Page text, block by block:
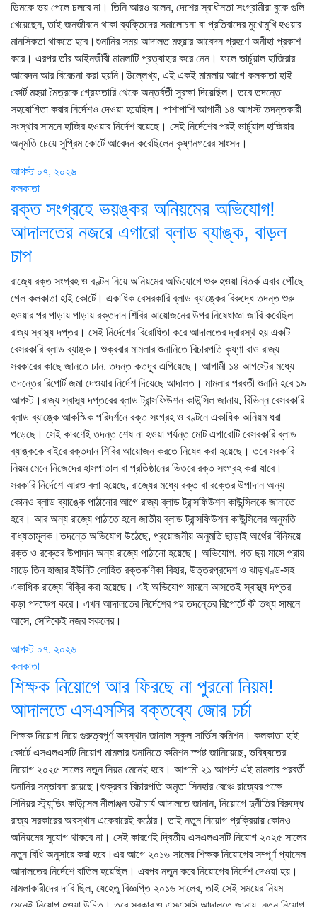
ডিমকে ভয় পেলে চলবে না। তিনি আরও বলেন, দেশের স্বাধীনতা সংগ্রামীরা বুকে গুলি
খেয়েছেন, তাই জনজীবনে থাকা ব্যক্তিদের সমালোচনা বা প্রতিবাদের মুখোমুখি হওয়ার
মানসিকতা থাকতে হবে।শুনানির সময় আদালত মহুয়ার আবেদন গ্রহণে অনীহা প্রকাশ
করে। এরপর তাঁর আইনজীবী মামলাটি প্রত্যাহার করে নেন। ফলে ভার্চুয়াল হাজিরার
আবেদন আর বিবেচনা করা হয়নি।উল্লেখ্য, এই একই মামলায় আগে কলকাতা হাই
কোর্ট মহুয়া মৈত্রকে গ্রেফতারি থেকে অন্তর্বর্তী সুরক্ষা দিয়েছিল। তবে তদন্তে
সহযোগিতা করার নির্দেশও দেওয়া হয়েছিল। পাশাপাশি আগামী ১৪ আগস্ট তদন্তকারী
সংস্থার সামনে হাজির হওয়ার নির্দেশ রয়েছে। সেই নির্দেশের পরই ভার্চুয়াল হাজিরার
অনুমতি চেয়ে সুপ্রিম কোর্টে আবেদন করেছিলেন কৃষ্ণনগরের সাংসদ।
আগস্ট ০৭, ২০২৬
কলকাতা
রক্ত সংগ্রহে ভয়ঙ্কর অনিয়মের অভিযোগ!
আদালতের নজরে এগারো ব্লাড ব্যাঙ্ক, বাড়ল
চাপ
রাজ্যে রক্ত সংগ্রহ ও বণ্টন নিয়ে অনিয়মের অভিযোগে শুরু হওয়া বিতর্ক এবার পৌঁছে
গেল কলকাতা হাই কোর্টে। একাধিক বেসরকারি ব্লাড ব্যাঙ্কের বিরুদ্ধে তদন্ত শুরু
হওয়ার পর পাড়ায় পাড়ায় রক্তদান শিবির আয়োজনের উপর নিষেধাজ্ঞা জারি করেছিল
রাজ্য স্বাস্থ্য দপ্তর। সেই নির্দেশের বিরোধিতা করে আদালতের দ্বারস্থ হয় একটি
বেসরকারি ব্লাড ব্যাঙ্ক। শুক্রবার মামলার শুনানিতে বিচারপতি কৃষ্ণা রাও রাজ্য
সরকারের কাছে জানতে চান, তদন্ত কতদূর এগিয়েছে। আগামী ১৪ আগস্টের মধ্যে
তদন্তের রিপোর্ট জমা দেওয়ার নির্দেশ দিয়েছে আদালত। মামলার পরবর্তী শুনানি হবে ১৯
আগস্ট।রাজ্য স্বাস্থ্য দপ্তরের ব্লাড ট্রান্সফিউশন কাউন্সিল জানায়, বিভিন্ন বেসরকারি
ব্লাড ব্যাঙ্কে আকস্মিক পরিদর্শনে রক্ত সংগ্রহ ও বণ্টনে একাধিক অনিয়ম ধরা
পড়েছে। সেই কারণেই তদন্ত শেষ না হওয়া পর্যন্ত মোট এগারোটি বেসরকারি ব্লাড
ব্যাঙ্ককে বাইরে রক্তদান শিবির আয়োজন করতে নিষেধ করা হয়েছে। তবে সরকারি
নিয়ম মেনে নিজেদের হাসপাতাল বা প্রতিষ্ঠানের ভিতরে রক্ত সংগ্রহ করা যাবে।
সরকারি নির্দেশে আরও বলা হয়েছে, রাজ্যের মধ্যে রক্ত বা রক্তের উপাদান অন্য
কোনও ব্লাড ব্যাঙ্কে পাঠানোর আগে রাজ্য ব্লাড ট্রান্সফিউশন কাউন্সিলকে জানাতে
হবে। আর অন্য রাজ্যে পাঠাতে হলে জাতীয় ব্লাড ট্রান্সফিউশন কাউন্সিলের অনুমতি
বাধ্যতামূলক।তদন্তে অভিযোগ উঠেছে, প্রয়োজনীয় অনুমতি ছাড়াই অর্থের বিনিময়ে
রক্ত ও রক্তের উপাদান অন্য রাজ্যে পাঠানো হয়েছে। অভিযোগ, গত ছয় মাসে প্রায়
সাড়ে তিন হাজার ইউনিট লোহিত রক্তকণিকা বিহার, উত্তরপ্রদেশ ও ঝাড়খণ্ড-সহ
একাধিক রাজ্যে বিক্রি করা হয়েছে। এই অভিযোগ সামনে আসতেই স্বাস্থ্য দপ্তর
কড়া পদক্ষেপ করে। এখন আদালতের নির্দেশের পর তদন্তের রিপোর্টে কী তথ্য সামনে
আসে, সেদিকেই নজর সকলের।
আগস্ট ০৭, ২০২৬
কলকাতা
শিক্ষক নিয়োগে আর ফিরছে না পুরনো নিয়ম!
আদালতে এসএসসির বক্তব্যে জোর চর্চা
শিক্ষক নিয়োগ নিয়ে গুরুত্বপূর্ণ অবস্থান জানাল স্কুল সার্ভিস কমিশন। কলকাতা হাই
কোর্টে এসএলএসটি নিয়োগ মামলার শুনানিতে কমিশন স্পষ্ট জানিয়েছে, ভবিষ্যতের
নিয়োগ ২০২৫ সালের নতুন নিয়ম মেনেই হবে। আগামী ২১ আগস্ট এই মামলার পরবর্তী
শুনানির সম্ভাবনা রয়েছে।শুক্রবার বিচারপতি অমৃতা সিনহার বেঞ্চে রাজ্যের পক্ষে
সিনিয়র স্ট্যান্ডিং কাউন্সেল নীলাঞ্জন ভট্টাচার্য আদালতে জানান, নিয়োগে দুর্নীতির বিরুদ্ধে
রাজ্য সরকারের অবস্থান একেবারেই কঠোর। তাই নতুন নিয়োগ প্রক্রিয়ায় কোনও
অনিয়মের সুযোগ থাকবে না। সেই কারণেই দ্বিতীয় এসএলএসটি নিয়োগ ২০২৫ সালের
নতুন বিধি অনুসারে করা হবে।এর আগে ২০১৬ সালের শিক্ষক নিয়োগের সম্পূর্ণ প্যানেল
আদালতের নির্দেশে বাতিল হয়েছিল। এরপর নতুন করে নিয়োগের নির্দেশ দেওয়া হয়।
মামলাকারীদের দাবি ছিল, যেহেতু বিজ্ঞপ্তি ২০১৬ সালের, তাই সেই সময়ের নিয়ম